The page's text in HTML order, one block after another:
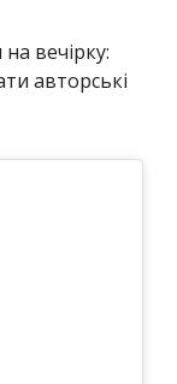
вечірку:
авторські